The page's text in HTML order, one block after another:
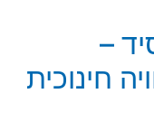
–
חינוכית